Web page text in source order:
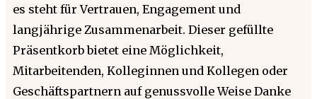
es steht für Vertrauen, Engagement und
langjährige Zusammenarbeit. Dieser gefüllte
Präsentkorb bietet eine Möglichkeit,
Mitarbeitenden, Kolleginnen und Kollegen oder
Geschäftspartnern auf genussvolle Weise Danke